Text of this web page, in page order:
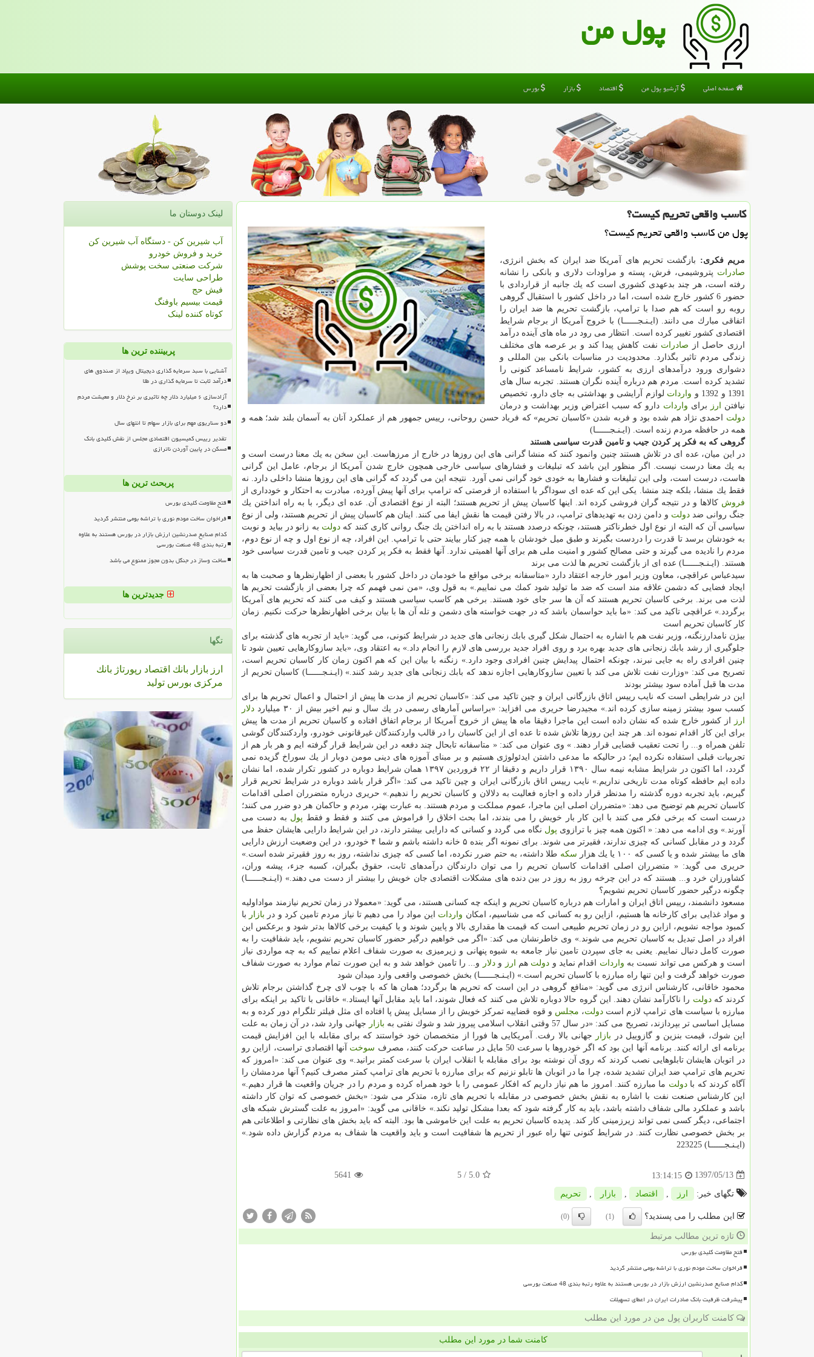
پول من
صفحه اصلی آرشیو پول من اقتصاد بازار بورس
كاسب واقعی تحریم كیست؟
پول من كاسب واقعی تحریم كیست؟
مریم فكری: بازگشت تحریم های آمریكا ضد ایران كه بخش انرژی،
صادرات پتروشیمی، فرش، پسته و مراودات دلاری و بانكی را نشانه
رفته است، هر چند بدعهدی كشوری است كه یك جانبه از قراردادی با
حضور 6 كشور خارج شده است، اما در داخل كشور با استقبال گروهی
روبه رو است كه هم صدا با ترامپ، بازگشت تحریم ها ضد ایران را
اتفاقی مبارك می دانند. (ایـنـجــــــا) با خروج آمریكا از برجام شرایط
اقتصادی كشور تغییر كرده است. انتظار می رود در ماه های آینده درآمد
ارزی حاصل از صادرات نفت كاهش پیدا كند و بر عرصه های مختلف
زندگی مردم تاثیر بگذارد. محدودیت در مناسبات بانكی بین المللی و
دشواری ورود درآمدهای ارزی به كشور، شرایط نامساعد كنونی را
تشدید كرده است. مردم هم درباره آینده نگران هستند. تجربه سال های
1391 و 1392 و
واردات لوازم آرایشی و بهداشتی به جای دارو، تخصیص
نیافتن
ارز برای واردات دارو كه سبب اعتراض وزیر بهداشت و درمان
دولت احمدی نژاد هم شده بود و فربه شدن «كاسبان تحریم» كه فریاد حسن روحانی، رییس جمهور هم از عملكرد آنان به آسمان بلند شد؛ همه و
همه در حافظه مردم زنده است. (ایـنـجــــــا)
گروهی كه به فكر پر كردن جیب و تامین قدرت سیاسی هستند
در این میان، عده ای در تلاش هستند چنین وانمود كنند كه منشا گرانی های این روزها در خارج از مرزهاست. این سخن به یك معنا درست است و
به یك معنا درست نیست. اگر منظور این باشد كه تبلیغات و فشارهای سیاسی خارجی همچون خارج شدن آمریكا از برجام، عامل این گرانی
هاست، درست است، ولی این تبلیغات و فشارها به خودی خود گرانی نمی آورد. نتیجه این می گردد كه گرانی های این روزها منشا داخلی دارد. نه
فقط یك منشا، بلكه چند منشا. یكی این كه عده ای سوداگر با استفاده از فرصتی كه ترامپ برای آنها پیش آورده، مبادرت به احتكار و خودداری از
فروش كالاها و در نتیجه گران فروشی كرده اند. اینها كاسبان پیش از تحریم هستند؛ البته از نوع اقتصادی آن. عده ای دیگر، با به راه انداختن یك
جنگ روانی ضددولت و دامن زدن به تهدیدهای ترامپ، در بالا رفتن قیمت ها نقش ایفا می كنند. اینان هم كاسبان پیش از تحریم هستند، ولی از نوع
سیاسی آن كه البته از نوع اول خطرناكتر هستند، چونكه درصدد هستند با به راه انداختن یك جنگ روانی كاری كنند كهدولت به زانو در بیاید و نوبت
به خودشان برسد تا قدرت را دردست بگیرند و طبق میل خودشان با همه چیز كنار بیایند حتی با ترامپ. این افراد، چه از نوع اول و چه از نوع دوم،
مردم را نادیده می گیرند و حتی مصالح كشور و امنیت ملی هم برای آنها اهمیتی ندارد. آنها فقط به فكر پر كردن جیب و تامین قدرت سیاسی خود
هستند. (ایـنـجــــــا) عده ای از بازگشت تحریم ها لذت می برند
سیدعباس عراقچی، معاون وزیر امور خارجه اعتقاد دارد «متاسفانه برخی مواقع ما خودمان در داخل كشور با بعضی از اظهارنظرها و صحبت ها به
ایجاد فضایی كه دشمن علاقه مند است كه ضد ما تولید شود كمك می نماییم.» به قول وی، «من نمی فهمم كه چرا بعضی از بازگشت تحریم ها
لذت می برند. برخی كاسبان تحریم هستند كه آن ها سر جای خود هستند. برخی هم كاسب سیاسی هستند و كیف می كنند كه تحریم های آمریكا
برگردد.» عراقچی تاكید می كند: «ما باید حواسمان باشد كه در جهت خواسته های دشمن و تله آن ها با بیان برخی اظهارنظرها حركت نكنیم. زمان
كار كاسبان تحریم است
بیژن نامدارزنگنه، وزیر نفت هم با اشاره به احتمال شكل گیری بابك زنجانی های جدید در شرایط كنونی، می گوید: «باید از تجربه های گذشته برای
جلوگیری از رشد بابك زنجانی های جدید بهره برد و روی افراد جدید بررسی های لازم را انجام داد.» به اعتقاد وی، «باید سازوكارهایی تعیین شود تا
چنین افرادی راه به جایی نبرند، چونكه احتمال پیدایش چنین افرادی وجود دارد.» زنگنه با بیان این كه هم اكنون زمان كار كاسبان تحریم است،
تصریح می كند: «وزارت نفت تلاش می كند با تعیین سازوكارهایی اجازه ندهد كه بابك زنجانی های جدید رشد كنند.» (ایـنـجــــــا) كاسبان تحریم از
مدت ها قبل آماده سود بیشتر بودند
این در شرایطی است كه نایب رییس اتاق بازرگانی ایران و چین تاكید می كند: «كاسبان تحریم از مدت ها پیش از احتمال و اعمال تحریم ها برای
كسب سود بیشتر زمینه سازی كرده اند.» مجیدرضا حریری می افزاید: «براساس آمارهای رسمی در یك سال و نیم اخیر بیش از ۳۰ میلیارد
دلار
ارز
از كشور خارج شده كه نشان داده است این ماجرا دقیقا ماه ها پیش از خروج آمریكا از برجام اتفاق افتاده و كاسبان تحریم از مدت ها پیش
برای این كار اقدام نموده اند. هر چند این روزها تلاش شده تا عده ای از این كاسبان را در قالب واردكنندگان غیرقانونی خودرو، واردكنندگان گوشی
تلفن همراه و... را تحت تعقیب قضایی قرار دهند. » وی عنوان می كند: « متاسفانه تابحال چند دفعه در این شرایط قرار گرفته ایم و هر بار هم از
تجربیات قبلی استفاده نكرده ایم؛ در حالیكه ما مدعی داشتن ایدئولوژی هستیم و بر مبنای آموزه های دینی مومن دوبار از یك سوراخ گزیده نمی
گردد، اما اكنون در شرایط مشابه نیمه سال ۱۳۹۰ قرار داریم و دقیقا از ۲۲ فروردین ۱۳۹۷ همان شرایط دوباره در كشور تكرار شده، اما نشان
داده ایم حافظه كوتاه مدت تاریخی نداریم.» نایب رییس اتاق بازرگانی ایران و چین تاكید می كند: «اگر قرار باشد دوباره در شرایط تحریم قرار
گیریم، باید تجربه دوره گذشته را مدنظر قرار داده و اجازه فعالیت به دلالان و كاسبان تحریم را ندهیم.» حریری درباره متضرران اصلی اقدامات
كاسبان تحریم هم توضیح می دهد: «متضرران اصلی این ماجرا، عموم مملكت و مردم هستند. به عبارت بهتر، مردم و حاكمان هر دو ضرر می كنند؛
درست است كه برخی فكر می كنند با این كار بار خویش را می بندند، اما بحث اخلاق را فراموش می كنند و فقط و فقط پول به دست می
آورند.» وی ادامه می دهد: « اكنون همه چیز با ترازوی پول نگاه می گردد و كسانی كه دارایی بیشتر دارند، در این شرایط دارایی هایشان حفظ می
گردد و در مقابل كسانی كه چیزی ندارند، فقیرتر می شوند. برای نمونه اگر بنده ۵ خانه داشته باشم و شما ۴ خودرو، در این وضعیت ارزش دارایی
های ما بیشتر شده و یا كسی كه ۱۰۰ یا یك هزار
سكه طلا داشته، به حتم ضرر نكرده، اما كسی كه چیزی نداشته، روز به روز فقیرتر شده است.»
حریری می گوید: « متضرران اصلی اقدامات كاسبان تحریم را می توان دارندگان درآمدهای ثابت، حقوق بگیران، كسبه جزء، پیشه وران،
كشاورزان خرد و... هستند كه در این چرخه روز به روز در بین دنده های مشكلات اقتصادی جان خویش را بیشتر از دست می دهند.» (ایـنـجــــــا)
چگونه درگیر حضور كاسبان تحریم نشویم؟
مسعود دانشمند، رییس اتاق ایران و امارات هم درباره كاسبان تحریم و اینكه چه كسانی هستند، می گوید: «معمولا در زمان تحریم نیازمند مواداولیه
و مواد غذایی برای كارخانه ها هستیم، ازاین رو به كسانی كه می شناسیم، امكان واردات این مواد را می دهیم تا نیاز مردم تامین كرد و در بازار با
كمبود مواجه نشویم، ازاین رو در زمان تحریم طبیعی است كه قیمت ها مقداری بالا و پایین شوند و یا كیفیت برخی كالاها بدتر شود و برعكس این
افراد در اصل تبدیل به كاسبان تحریم می شوند.» وی خاطرنشان می كند: «اگر می خواهیم درگیر حضور كاسبان تحریم نشویم، باید شفافیت را به
صورت كامل دنبال نماییم. یعنی به جای سپردن تامین نیاز جامعه به شیوه پنهانی و زیرمیزی به صورت شفاف اعلام نماییم كه به چه مواردی نیاز
است و هركس می تواند نسبت به واردات اقدام نماید و دولت هم ارز ودلار
و... را تامین خواهد شد و به این صورت تمام موارد به صورت شفاف
صورت خواهد گرفت و این تنها راه مبارزه با كاسبان تحریم است.» (ایـنـجــــــا) بخش خصوصی واقعی وارد میدان شود
محمود خاقانی، كارشناس انرژی می گوید: «منافع گروهی در این است كه تحریم ها برگردد؛ همان ها كه با چوب لای چرخ گذاشتن برجام تلاش
كردند كهدولت را ناكارآمد نشان دهند. این گروه حالا دوباره تلاش می كنند كه فعال شوند، اما باید مقابل آنها ایستاد.» خاقانی با تاكید بر اینكه برای
مبارزه با سیاست های ترامپ لازم استدولت، مجلس و قوه قضاییه تمركز خویش را از مسایل پیش پا افتاده ای مثل فیلتر تلگرام دور كرده و به
مسایل اساسی تر بپردازند، تصریح می كند: «در سال 57 وقتی انقلاب اسلامی پیروز شد و شوك نفتی به
بازار جهانی وارد شد، در آن زمان به علت
این شوك، قیمت بنزین و گازوییل در بازار
جهانی بالا رفت. آمریكایی ها فورا از متخصصان خود خواستند كه برای مقابله با این افزایش قیمت
برنامه ای ارائه كنند. برنامه آنها این بود كه اگر خودروها با سرعت 50 مایل در ساعت حركت كنند، مصرف
سوخت آنها اقتصادی تراست، ازاین رو
در اتوبان هایشان تابلوهایی نصب كردند كه روی آن نوشته بود برای مقابله با انقلاب ایران با سرعت كمتر برانید.» وی عنوان می كند: «امروز كه
تحریم های ترامپ ضد ایران تشدید شده، چرا ما در اتوبان ها تابلو نزنیم كه برای مبارزه با تحریم های ترامپ كمتر مصرف كنیم؟ آنها مردمشان را
آگاه كردند كه بادولت ما مبارزه كنند. امروز ما هم نیاز داریم كه افكار عمومی را با خود همراه كرده و مردم را در جریان واقعیت ها قرار دهیم.»
این كارشناس صنعت نفت با اشاره به نقش بخش خصوصی در مقابله با تحریم های تازه، متذكر می شود: «بخش خصوصی كه توان كار داشته
باشد و عملكرد مالی شفاف داشته باشد، باید به كار گرفته شود كه بعدا مشكل تولید نكند.» خاقانی می گوید: «امروز به علت گسترش شبكه های
اجتماعی، دیگر كسی نمی تواند زیرزمینی كار كند. پدیده كاسبان تحریم به علت این خاموشی ها بود. البته كه باید بخش های نظارتی و اطلاعاتی هم
بر بخش خصوصی نظارت كنند. در شرایط كنونی تنها راه عبور از تحریم ها شفافیت است و باید واقعیت ها شفاف به مردم گزارش داده شود.»
(ایـنـجــــــا) 223225
1397/05/13
13:14:15
5.0
/ 5
5641
تگهای خبر: ارز اقتصاد بازار تحریم
این مطلب را می پسندید؟ (1)
(0)
تازه ترین مطالب مرتبط
فتح مقاومت کلیدی بورس
فراخوان ساخت مودم نوری با تراشه بومی منتشر گردید
کدام صنایع صدرنشین ارزش بازار در بورس هستند به علاوه رتبه بندی 48 صنعت بورسی
پیشرفت ظرفیت بانک صادرات ایران در اعطای تسهیلات
کامنت کاربران پول من در مورد این مطلب
کامنت شما در مورد این مطلب
لینک دوستان ما
آب شیرین کن - دستگاه آب شیرین کن
خرید و فروش خودرو
شرکت صنعتی سخت پوشش
طراحی سایت
فیش حج
قیمت بیسیم باوفنگ
کوتاه کننده لینک
پربیننده ترین ها
آشنایی با سبد سرمایه گذاری دیجیتال ویپاد از صندوق های
درآمد ثابت تا سرمایه گذاری در طلا
آزادسازی ۶ میلیارد دلار چه تاثیری بر نرخ دلار و معیشت مردم
دارد؟
دو سناریوی مهم برای بازار سهام تا انتهای سال
تقدیر رییس کمیسیون اقتصادی مجلس از نقش کلیدی بانک
مسکن در پایین آوردن ناترازی
پربحث ترین ها
فتح مقاومت کلیدی بورس
فراخوان ساخت مودم نوری با تراشه بومی منتشر گردید
کدام صنایع صدرنشین ارزش بازار در بورس هستند به علاوه
رتبه بندی 48 صنعت بورسی
ساخت وساز در جنگل بدون مجوز ممنوع می باشد
جدیدترین ها
تگها
ارز بازار بانك اقتصاد رپورتاژ بانك
مركزی بورس تولید